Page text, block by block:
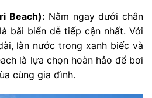
Beach): Nằm ngay dưới chân
bãi biển dễ tiếp cận nhất. Với
làn nước trong xanh biếc và
là lựa chọn hoàn hảo để bơi
cùng gia đình.